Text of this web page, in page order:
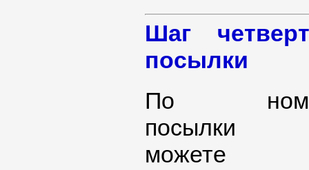
Шаг
посылки
По
посылки
можете